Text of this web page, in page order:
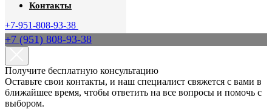
Контакты
+7-951-808-93-38
+7 (951) 808-93-38
Получите бесплатную консультацию
Оставьте свои контакты, и наш специалист свяжется с вами в
ближайшее время, чтобы ответить на все вопросы и помочь с
выбором.